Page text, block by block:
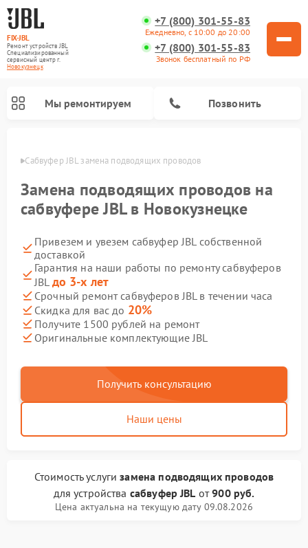
FIX-JBL
Ремонт устройств JBL
Специализированный
cервисный центр г.
Новокузнецк
+7 (800) 301-55-83
Ежедневно, с 10:00 до 20:00
+7 (800) 301-55-83
Звонок бесплатный по РФ
Мы ремонтируем Позвонить
Сабвуфер JBL замена подводящих проводов
Замена подводящих проводов на
сабвуфере JBL в Новокузнецке
Привезем и увезем сабвуфер JBL собственной
доставкой
Гарантия на наши работы по ремонту сабвуферов
JBL до 3-х лет
Срочный ремонт сабвуферов JBL в течении часа
Скидка для вас до 20%
Получите 1500 рублей на ремонт
Оригинальные комплектующие JBL
Получить консультацию
Наши цены
Стоимость услугизамена подводящих проводов
для устройства сабвуфер JBL от900 руб.
Цена актуальна на текущую дату 09.08.2026